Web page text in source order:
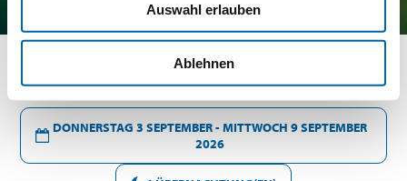
Auswahl erlauben
Ablehnen
DONNERSTAG 3 SEPTEMBER - MITTWOCH 9 SEPTEMBER
2026